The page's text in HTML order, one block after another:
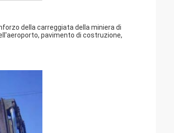
della carreggiata della miniera di
pavimento di costruzione,